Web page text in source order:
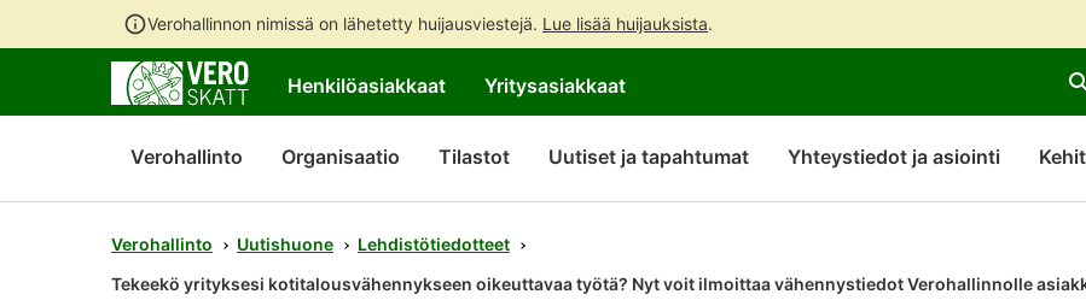
Verohallinnon nimissä on lähetetty huijausviestejä. Lue lisää huijauksista.
sisältöön
sivuston
hakuun
Henkilöasiakkaat Yritysasiakkaat
Verohallinto Organisaatio Tilastot Uutiset ja tapahtumat Yhteystiedot ja asiointi
Verohallinto Uutishuone
Lehdistötiedotteet
Tekeekö yrityksesi kotitalousvähennykseen oikeuttavaa työtä? Nyt voit ilmoittaa vähennystiedot Verohallinnolle